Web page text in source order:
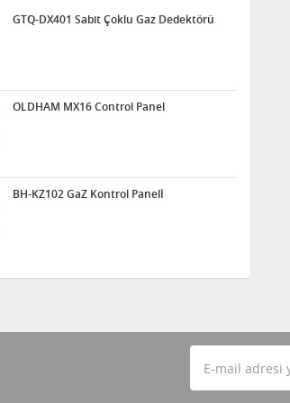
GTQ-DX401 Sabit Çoklu Gaz Dedektörü
OLDHAM MX16 Control Panel
BH-KZ102 GaZ Kontrol Panelİ